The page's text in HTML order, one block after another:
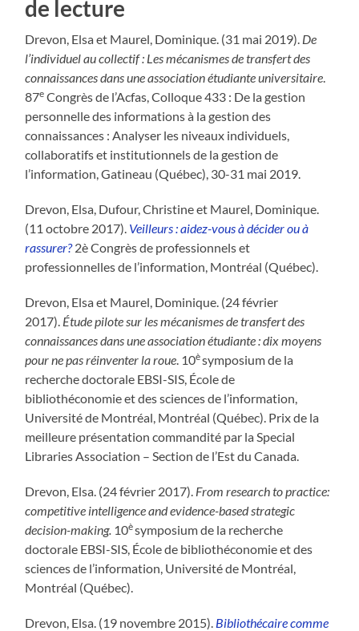
de lecture
Drevon, Elsa et Maurel, Dominique. (31 mai 2019). De
l’individuel au collectif : Les mécanismes de transfert des
connaissances dans une association étudiante universitaire
87e Congrès de l’Acfas, Colloque 433 : De la gestion
personnelle des informations à la gestion des
connaissances : Analyser les niveaux individuels,
collaboratifs et institutionnels de la gestion de
l’information, Gatineau (Québec), 30-31 mai 2019.
Drevon, Elsa, Dufour, Christine et Maurel, Dominique.
(11 octobre 2017). Veilleurs : aidez-vous à décider ou à
rassurer?2è Congrès de professionnels et
professionnelles de l’information, Montréal (Québec).
Drevon, Elsa et Maurel, Dominique. (24 février
2017). Étude pilote sur les mécanismes de transfert des
connaissances dans une association étudiante : dix moyens
pour ne pas réinventer la roue . 10èsymposium de la
recherche doctorale EBSI-SIS, École de
bibliothéconomie et des sciences de l’information,
Université de Montréal, Montréal (Québec). Prix de la
meilleure présentation commandité par la Special
Libraries Association – Section de l’Est du Canada.
Drevon, Elsa. (24 février 2017). From research to practice:
competitive intelligence and evidence-based strategic
decision-making. 10èsymposium de la recherche
doctorale EBSI-SIS, École de bibliothéconomie et des
sciences de l’information, Université de Montréal,
Montréal (Québec).
Drevon, Elsa. (19 novembre 2015). Bibliothécaire comme